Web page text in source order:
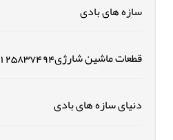
سازه های بادی
قطعات ماشین شارژی09125837494
دنیای سازه های بادی